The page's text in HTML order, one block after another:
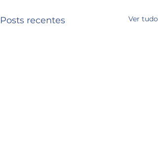
Posts recentes Ver tudo